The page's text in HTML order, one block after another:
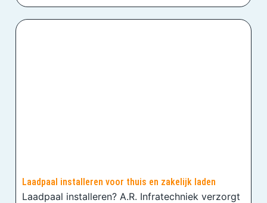
Laadpaal installeren voor thuis en zakelijk laden
Laadpaal installeren? A.R. Infratechniek verzorgt